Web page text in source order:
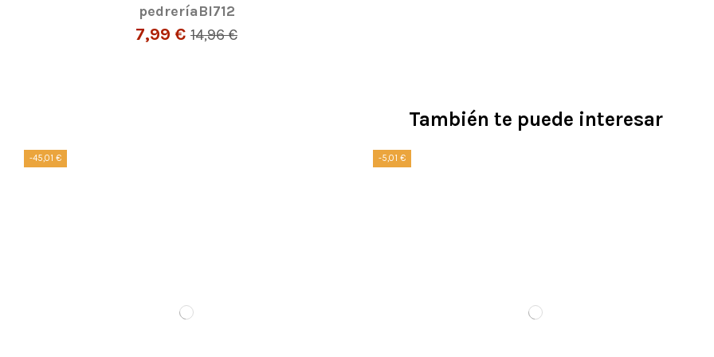
pedreríaBI712
7,99 € 14,96 €
También te puede interesar
-45,01 € -5,01 €